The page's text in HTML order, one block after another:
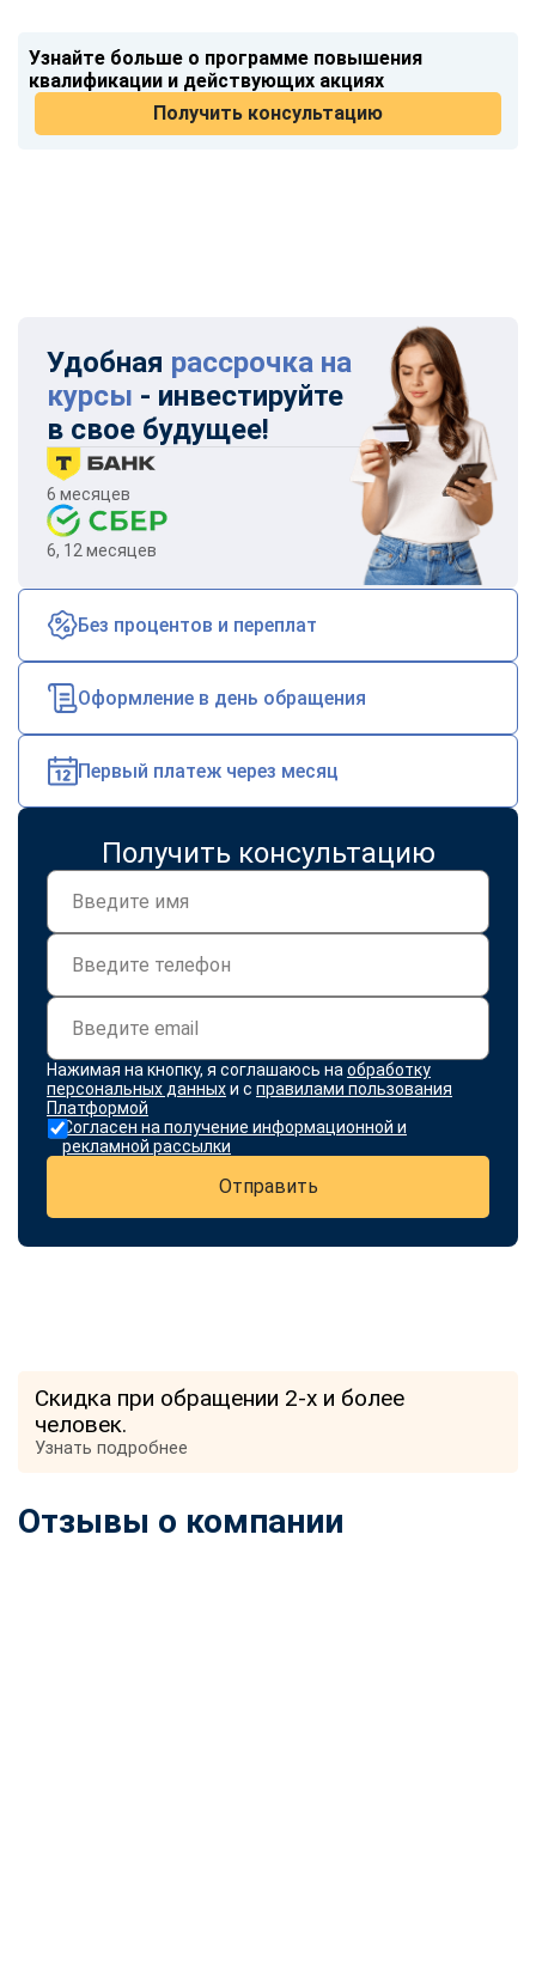
Узнайте больше о программе повышения
квалификации и действующих акциях
Получить консультацию
Удобная рассрочка на
курсы - инвестируйте
в свое будущее!
6 месяцев
6, 12 месяцев
Без процентов и переплат
Оформление в день обращения
Первый платеж через месяц
Получить консультацию
Нажимая на кнопку, я соглашаюсь на обработку
персональных данныхи с правилами пользования
Платформой
Согласен на получение информационной и
рекламной рассылки
Отправить
Скидка при обращении 2-х и более
человек.
Узнать подробнее
Отзывы о компании